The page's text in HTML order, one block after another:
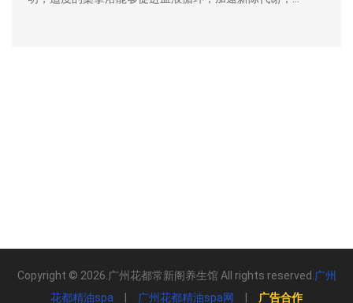
全身按摩、舒缓SPA；湿气重、体寒
花都精油spa
|广州花都精油spa网 |